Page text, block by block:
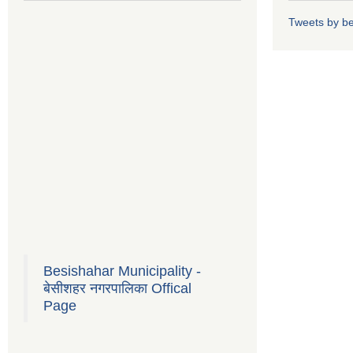
Besishahar Municipality -
बेसीशहर नगरपालिका Offical
Page
Tweets by